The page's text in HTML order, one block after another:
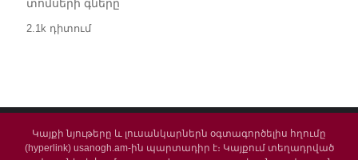
տոմսերի գները
2.1k դիտում
Կայքի նյութերը և լուսանկարներն օգտագործելիս հղումը
(hyperlink) usanogh.am-ին պարտադիր է։ Կայքում տեղադրված